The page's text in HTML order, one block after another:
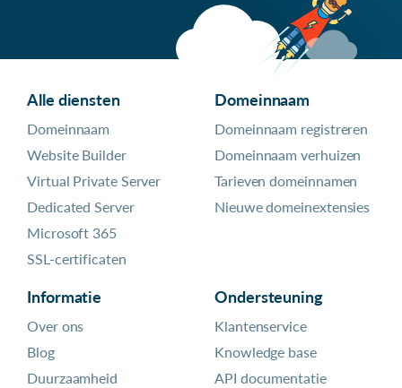
Alle diensten
Domeinnaam
Website Builder
Virtual Private Server
Dedicated Server
Microsoft 365
SSL-certificaten
Domeinnaam
Domeinnaam registreren
Domeinnaam verhuizen
Tarieven domeinnamen
Nieuwe domeinextensies
Informatie
Over ons
Blog
Duurzaamheid
Ondersteuning
Klantenservice
Knowledge base
API documentatie